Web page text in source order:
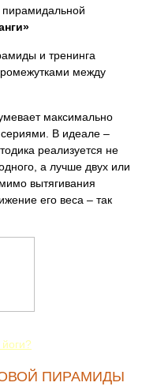
и тренинга
между
максимально
В идеале –
реализуется не
а лучше двух или
вытягивания
его веса – так
ПИРАМИДЫ